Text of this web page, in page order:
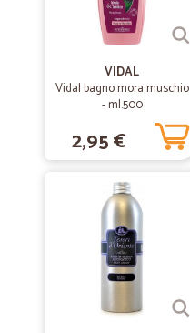
VIDAL
Vidal bagno mora muschio
- ml.500
2,95 €